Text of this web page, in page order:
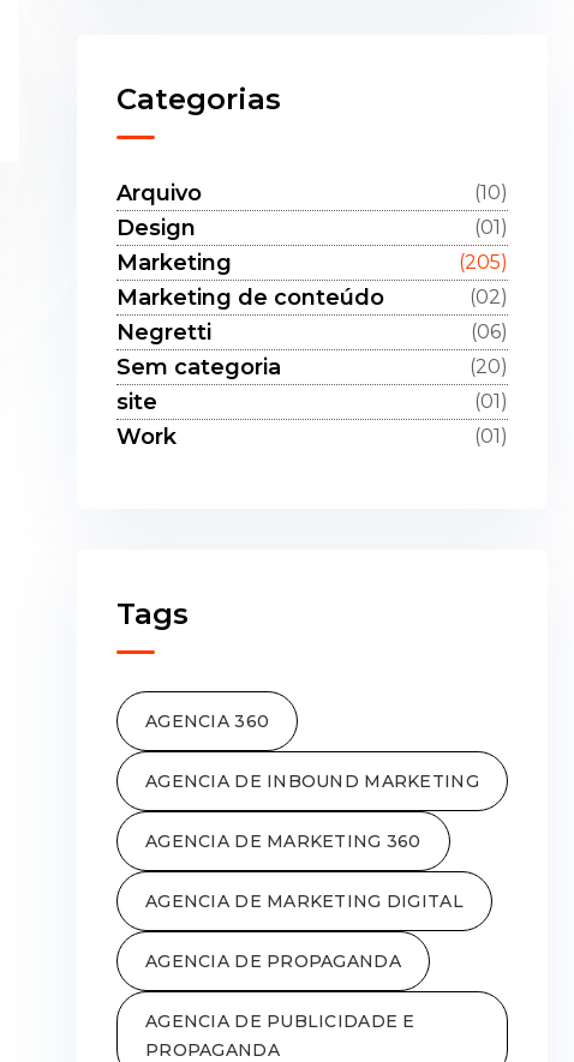
Categorias
Arquivo (10)
Design (01)
Marketing (205)
Marketing de conteúdo (02)
Negretti (06)
Sem categoria (20)
site (01)
Work (01)
Tags
AGENCIA 360
AGENCIA DE INBOUND MARKETING
AGENCIA DE MARKETING 360
AGENCIA DE MARKETING DIGITAL
AGENCIA DE PROPAGANDA
AGENCIA DE PUBLICIDADE E
PROPAGANDA